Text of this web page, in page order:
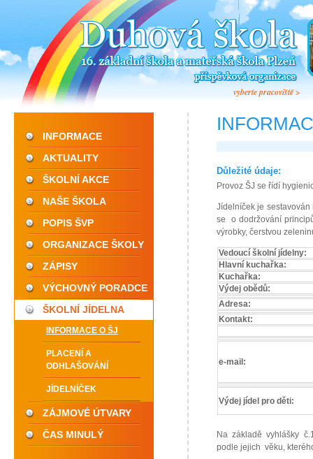
vyberte pracoviště >
INFORMACE
AKTUALITY
ŠKOLNÍ AKCE
NAŠE ŠKOLA
POPIS ŠVP
ORGANIZACE ŠKOLY
ZÁPISY
VÝCHOVNÝ PORADCE
ŠKOLNÍ JÍDELNA
INFORMACE O ŠJ
PLACENÍ A
ODHLAŠOVÁNÍ
JÍDELNÍČEK
ZÁJMOVÉ ÚTVARY
ČAS MINULÝ
Důležité údaje:
Provoz ŠJ se řídí
Jídelníček je sestavován
se o dodržování
výrobky, čerstvou
Vedoucí školní jídelny:
Hlavní kuchařka:
Kuchařka:
Výdej obědů:
Adresa:
Kontakt:
e-mail:
Výdej jídel pro děti:
Na základě vyhlášky
podle jejich věku,